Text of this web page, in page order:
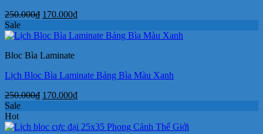
250.000₫ Giá
là:
170.000₫Giá
tại
Sale
Bloc Bìa Laminate
Lịch Bloc Bìa Laminate Bảng Bìa Màu Xanh
250.000₫ Giá
250.000₫.
170.000₫Giá
là:
Sale
Hot